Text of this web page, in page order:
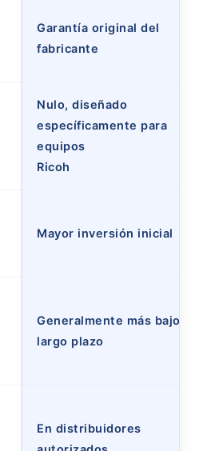
Garantía original del
fabricante
Nulo, diseñado
específicamente para
equipos
Ricoh
Mayor inversión inicial
Generalmente más bajo a
largo plazo
En distribuidores